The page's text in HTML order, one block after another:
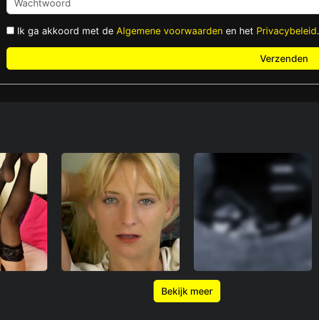
Ik ga akkoord met de Algemene voorwaardenen het Privacybeleid.
Verzenden
Bekijk meer